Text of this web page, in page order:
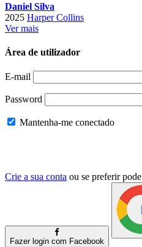
Daniel Silva
2025 Harper Collins
Ver mais
Área de utilizador
E-mail
Password
Mantenha-me conectado
Crie a sua conta ou se preferir pode
Fazer login com Facebook